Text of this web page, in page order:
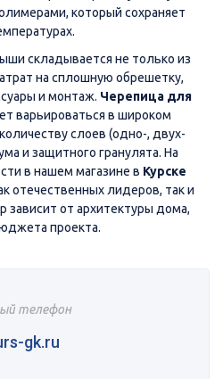
который сохраняет
складывается не только из
на сплошную обрешетку,
и монтаж. Черепица для
варьироваться в широком
слоев (одно-, двух-
и защитного гранулята. На
в нашем магазине в Курске
отечественных лидеров, так и
от архитектуры дома,
проекта.
телефон
gk.ru